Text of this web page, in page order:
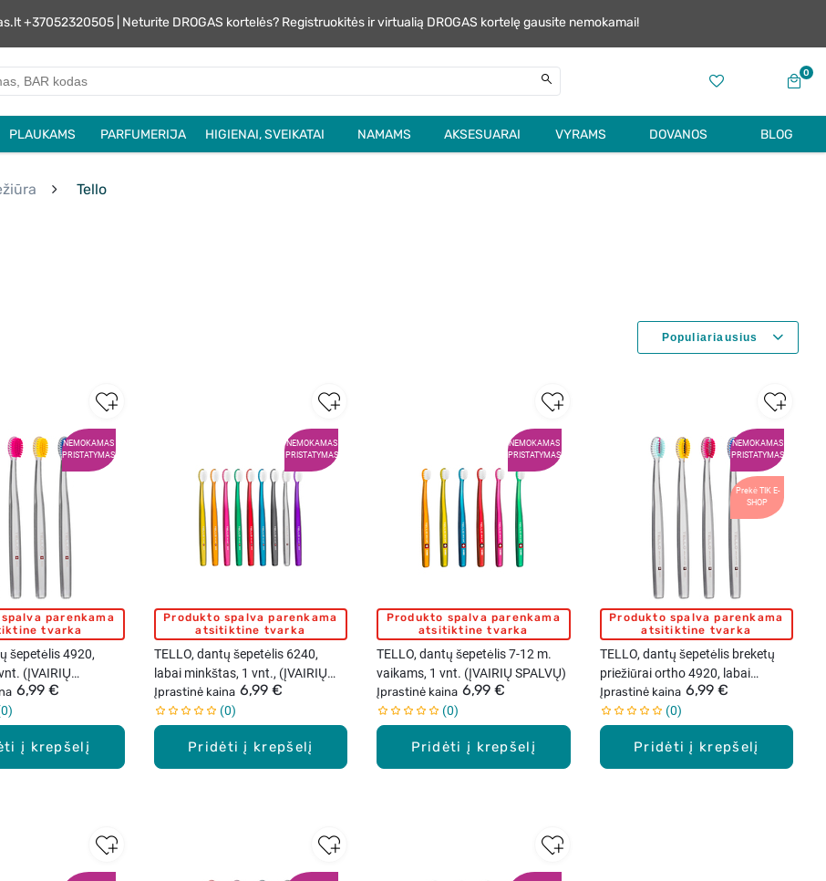
+37052320505 | Neturite DROGAS kortelės? Registruokitės ir virtualią DROGAS kortelę gausite nemokamai!
0
PLAUKAMS PARFUMERIJA HIGIENAI, SVEIKATAI NAMAMS AKSESUARAI VYRAMS DOVANOS BLOG
Tello
NEMOKAMAS
PRISTATYMAS
į krepšelį
parenkama
tvarka
šepetėlis 4920,
(ĮVAIRIŲ
6,99 €
0
NEMOKAMAS
PRISTATYMAS
Pridėti į krepšelį
Produkto spalva parenkama
atsitiktine tvarka
TELLO, dantų šepetėlis 6240,
labai minkštas, 1 vnt., (ĮVAIRIŲ
SPALVŲ)
Įprastinė kaina 6,99 €
0
NEMOKAMAS
PRISTATYMAS
Pridėti į krepšelį
Produkto spalva parenkama
atsitiktine tvarka
TELLO, dantų šepetėlis 7-12 m.
vaikams, 1 vnt. (ĮVAIRIŲ SPALVŲ)
Įprastinė kaina 6,99 €
0
NEMOKAMAS
PRISTATYMAS
Prekė TIK E-
SHOP
Pridėti į krepšelį
Produkto spalva parenkama
atsitiktine tvarka
TELLO, dantų šepetėlis breketų
priežiūrai ortho 4920, labai
minkštas, 1 vnt. (ĮVAIRIŲ
SPALVŲ)
Įprastinė kaina 6,99 €
0